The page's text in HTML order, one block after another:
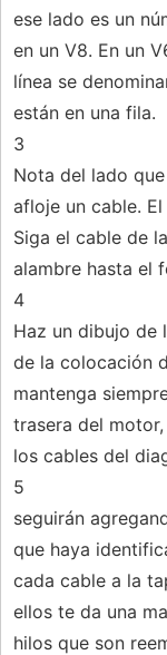
ese lado es un
en un V8. En un
línea se
están en una fila.
3
Nota del lado
afloje un cable.
Siga el cable de
alambre hasta el
4
Haz un dibujo de
de la colocación
mantenga
trasera del
los cables del
5
seguirán
que haya
cada cable a la
ellos te da una
hilos que son